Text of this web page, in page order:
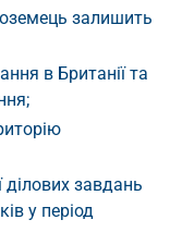
залишить
в Британії та
ділових завдань
у період